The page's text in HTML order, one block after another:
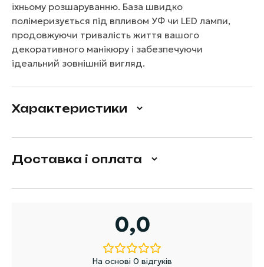
їхньому розшаруванню. База швидко
полімеризується під впливом УФ чи LED лампи,
продовжуючи тривалість життя вашого
декоративного манікюру і забезпечуючи
ідеальний зовнішній вигляд.
Характеристики
Доставка і оплата
0,0
На основі 0 відгуків